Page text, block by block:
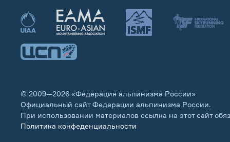
© 2009—2026 «Федерация альпинизма России»
Официальный сайт Федерации альпинизма России.
При использовании материалов ссылка на этот сайт
Политика конфеденциальности